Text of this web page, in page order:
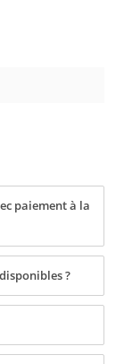
paiement à la
?